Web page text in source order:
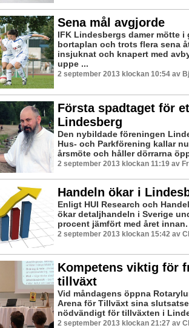
Sena mål avgjorde
IFK Lindesbergs damer mötte i
bortaplan och trots flera sena
insjuknat och knapert med
uppe ...
2 september 2013 klockan 10:54 av
Första spadtaget för
Lindesberg
Den nybildade föreningen
Hus- och Parkförening kallar
årsmöte och håller dörrarna
2 september 2013 klockan 11:19 av
Handeln ökar i
Enligt HUI Research och
ökar detaljhandeln i Sverige
procent jämfört med året innan.
2 september 2013 klockan 15:42 av
Kompetens viktig för
tillväxt
Vid måndagens öppna
Arena för Tillväxt sina
nödvändigt för tillväxten i
2 september 2013 klockan 21:27 av